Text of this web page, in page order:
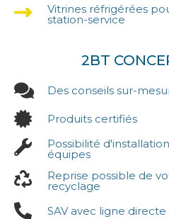
Vitrines réfrigérées
station-service
2BT
Des conseils sur-
Produits certifiés
Possibilité
équipes
Reprise possible de
recyclage
SAV avec ligne directe